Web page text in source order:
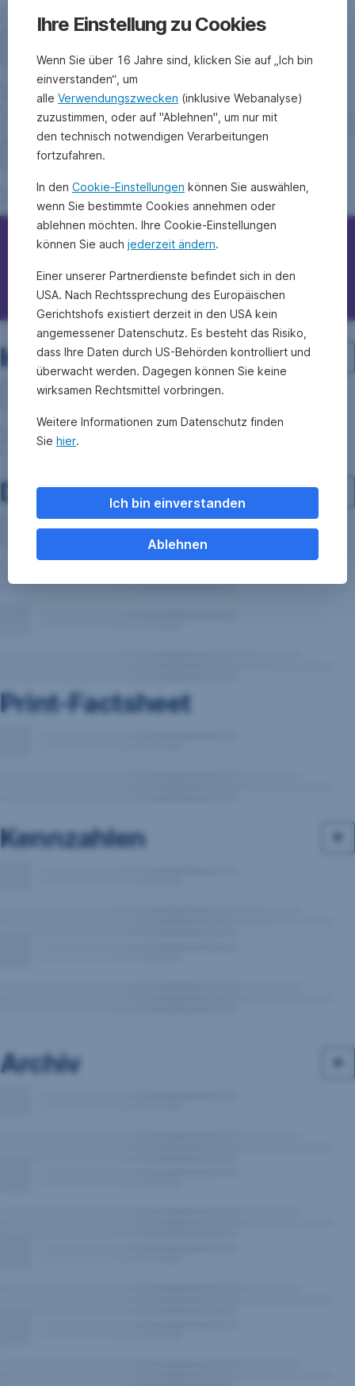
Erste Bank/Sparkassen kontaktieren
Fragen, Ideen, Anregungen?
Investment-Struktur
Dokumente
Print-Factsheet
Kennzahlen
Archiv
Ihre Einstellung zu Cookies
Wenn Sie über 16 Jahre sind, klicken Sie auf „Ich bin
einverstanden“, um
alle Verwendungszwecken (inklusive Webanalyse)
zuzustimmen, oder auf "Ablehnen", um nur mit
den technisch notwendigen Verarbeitungen
fortzufahren.
In den Cookie-Einstellungen können Sie auswählen,
wenn Sie bestimmte Cookies annehmen oder
ablehnen möchten. Ihre Cookie-Einstellungen
können Sie auch jederzeit ändern.
Einer unserer Partnerdienste befindet sich in den
USA. Nach Rechtssprechung des Europäischen
Gerichtshofs existiert derzeit in den USA kein
angemessener Datenschutz. Es besteht das Risiko,
dass Ihre Daten durch US-Behörden kontrolliert und
überwacht werden. Dagegen können Sie keine
wirksamen Rechtsmittel vorbringen.
Weitere Informationen zum Datenschutz finden
Sie hier.
Ich bin einverstanden
Ablehnen